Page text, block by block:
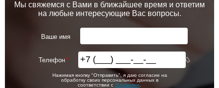
Мы свяжемся с Вами в ближайшее время и ответим
на любые интересующие Вас вопросы.
Ваше имя
Телефон
Нажимая кнопку "Отправить", я даю согласие на
обработку своих персональных данных в
соответствии с Условиями